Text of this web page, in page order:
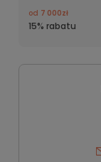
od 7 000zł
15% rabatu